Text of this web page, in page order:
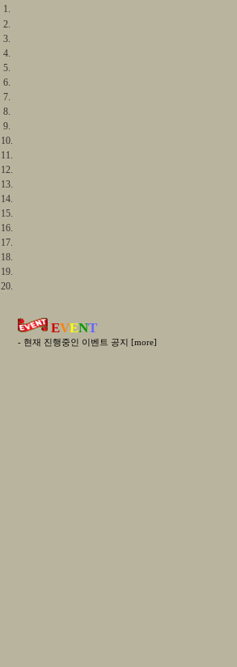
1.
2.
3.
4.
5.
6.
7.
8.
9.
10.
11.
12.
13.
14.
15.
16.
17.
18.
19.
20.
EVENT
- 현재 진행중인 이벤트 공지 [more]